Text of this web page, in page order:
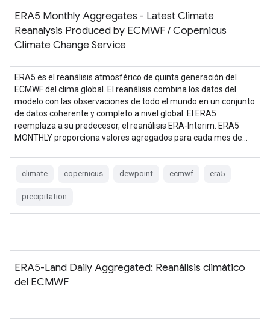
ERA5 Monthly Aggregates - Latest Climate
Reanalysis Produced by ECMWF / Copernicus
Climate Change Service
ERA5 es el reanálisis atmosférico de quinta generación del
ECMWF del clima global. El reanálisis combina los datos del
modelo con las observaciones de todo el mundo en un conjunto
de datos coherente y completo a nivel global. El ERA5
reemplaza a su predecesor, el reanálisis ERA-Interim. ERA5
MONTHLY proporciona valores agregados para cada mes de…
climate copernicus dewpoint ecmwf era5
precipitation
ERA5-Land Daily Aggregated: Reanálisis climático
del ECMWF